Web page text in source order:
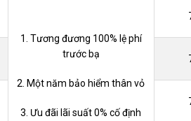
1. Tương đương 100% lệ phí
trước bạ
2. Một năm bảo hiểm thân vỏ
3. Ưu đãi lãi suất 0% cố định